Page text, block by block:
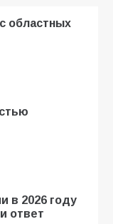
областных
в 2026 году
ответ